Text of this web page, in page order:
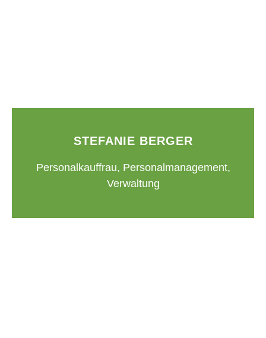
STEFANIE BERGER
Personalkauffrau, Personalmanagement,
Verwaltung